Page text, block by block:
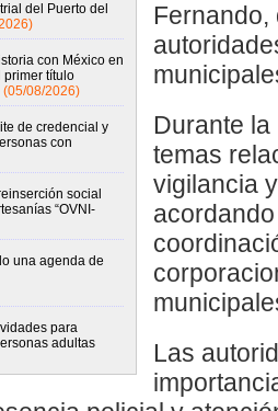
del Puerto del
con México en
primer título
(05/08/2026)
de credencial y
con
social
“OVNI-
una agenda de
para
adultas
Durante
temas
vigilancia
Las